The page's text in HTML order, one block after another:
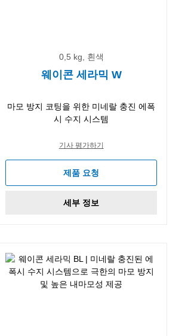
0,5 kg, 흰색
웨이콘 세라믹 W
마모 방지 코팅을 위한 미네랄 충진 에폭
시 수지 시스템
기사 평가하기
제품 요청
세부 정보